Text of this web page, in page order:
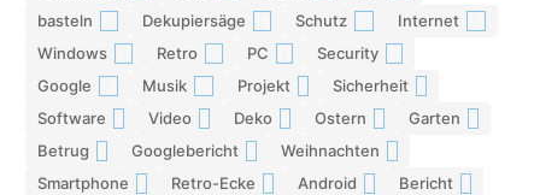
basteln Dekupiersäge Schutz Internet
Windows Retro PC Security
Google Musik Projekt Sicherheit
Software Video Deko Ostern Garten
Betrug Googlebericht Weihnachten
Smartphone Retro-Ecke Android Bericht